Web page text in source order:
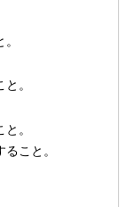
。
。
こと。